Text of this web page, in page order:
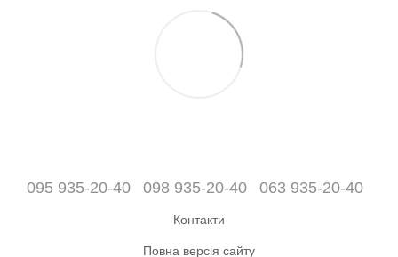
095 935-20-40 098 935-20-40 063 935-20-40
Контакти
Повна версія сайту